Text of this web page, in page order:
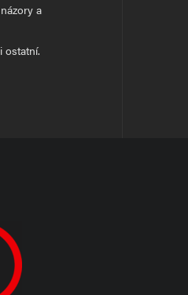
a
ostatní.